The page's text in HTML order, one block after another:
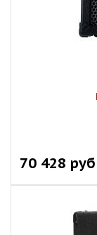
70 428 руб